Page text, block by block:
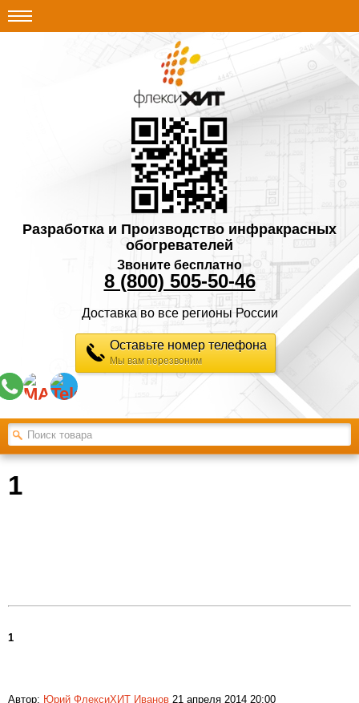
Разработка и Производство инфракрасных
обогревателей
Звоните бесплатно
8 (800) 505-50-46
Доставка во все регионы России
Оставьте номер телефона
Мы вам перезвоним
1
1
Автор: Юрий ФлексиХИТ Иванов 21 апреля 2014 20:00